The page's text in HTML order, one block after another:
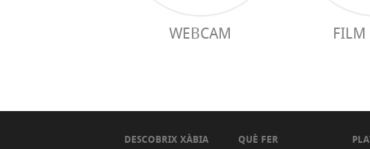
WEBCAM FILM
DESCOBRIX XÀBIA
QUÈ FER